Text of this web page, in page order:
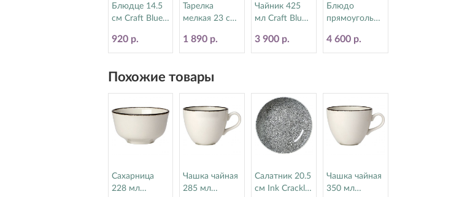
Блюдце 14.5
см Craft Blue
(Стилайт)
11300158
920 р.
Тарелка
мелкая 23 см
Steelite
(Стилайт)
1 890 р.
Чайник 425
мл Craft Blue
(Стилайт)
11300367
3 900 р.
Блюдо
прямоугольно
Craft Blue
Steelite
4 600 р.
Похожие товары
Сахарница
228 мл
Чашка чайная
285 мл
Салатник 20.5
см Ink Crackle
Чашка чайная
350 мл